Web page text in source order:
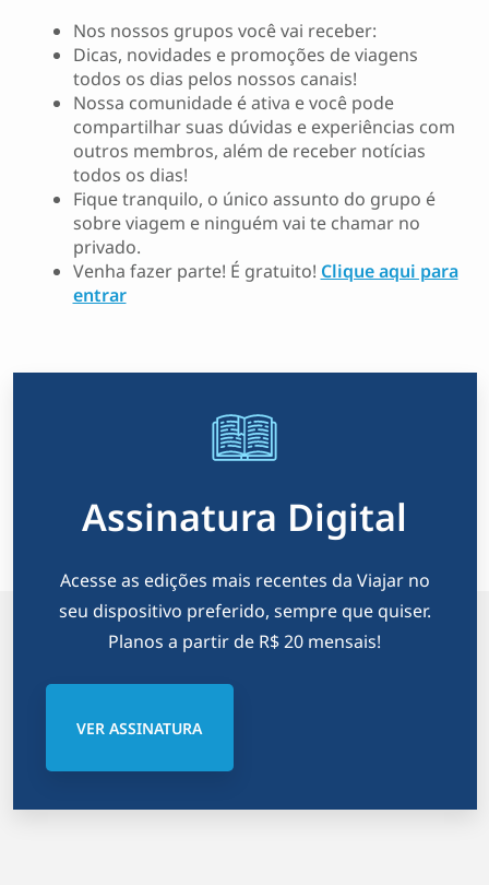
Nos nossos grupos você vai receber:
Dicas, novidades e promoções de viagens
todos os dias pelos nossos canais!
Nossa comunidade é ativa e você pode
compartilhar suas dúvidas e experiências com
outros membros, além de receber notícias
todos os dias!
Fique tranquilo, o único assunto do grupo é
sobre viagem e ninguém vai te chamar no
privado.
Venha fazer parte! É gratuito! Clique aqui para
entrar
Assinatura Digital
Acesse as edições mais recentes da Viajar no
seu dispositivo preferido, sempre que quiser.
Planos a partir de R$ 20 mensais!
VER ASSINATURA